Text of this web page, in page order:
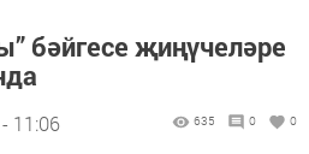
бәйгесе җиңүчеләре
11:06 635 0 0